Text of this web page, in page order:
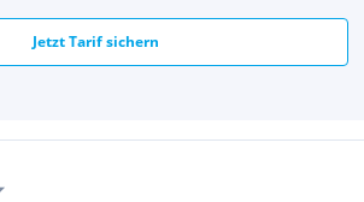
Wohnbereich werden
bereits am Standort
Jetzt Tarif sichern